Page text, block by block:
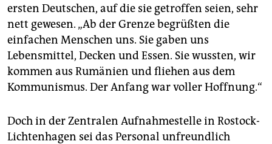
ersten Deutschen, auf die sie getroffen seien, sehr
nett gewesen. „Ab der Grenze begrüßten die
einfachen Menschen uns. Sie gaben uns
Lebensmittel, Decken und Essen. Sie wussten, wir
kommen aus Rumänien und fliehen aus dem
Kommunismus. Der Anfang war voller Hoffnung.“
Doch in der Zentralen Aufnahmestelle in Rostock-
Lichtenhagen sei das Personal unfreundlich